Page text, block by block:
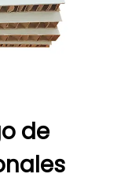
de